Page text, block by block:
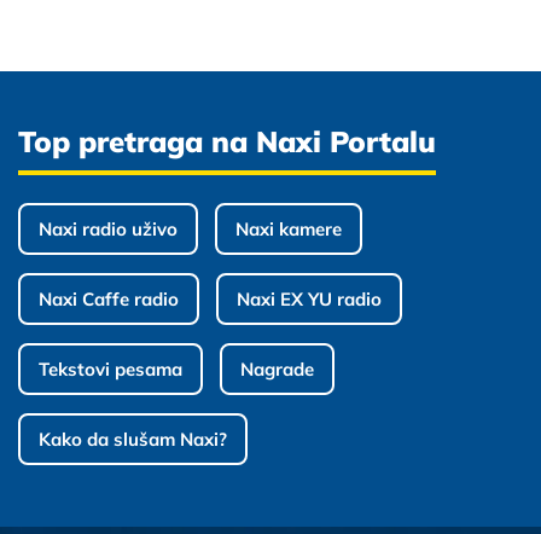
Top pretraga na Naxi Portalu
Naxi radio uživo Naxi kamere
Naxi Caffe radio Naxi EX YU radio
Tekstovi pesama Nagrade
Kako da slušam Naxi?